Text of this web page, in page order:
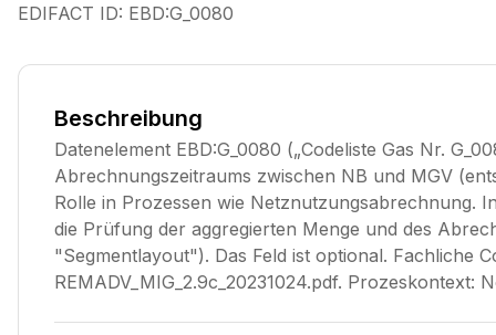
EDIFACT ID: EBD:G_0080
Beschreibung
Datenelement EBD:G_0080 („Codeliste Gas Nr.
Abrechnungszeitraums zwischen NB und MGV
Rolle in Prozessen wie Netznutzungsabrechnung.
die Prüfung der aggregierten Menge und des
"Segmentlayout"). Das Feld ist optional. Fachliche
REMADV_MIG_2.9c_20231024.pdf.